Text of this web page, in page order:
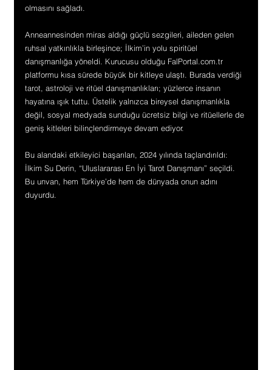
olmasını sağladı.
Anneannesinden miras aldığı güçlü sezgileri, aileden gelen
ruhsal yatkınlıkla birleşince; İlkim’in yolu spiritüel
danışmanlığa yöneldi. Kurucusu olduğu FalPortal.com.tr
platformu kısa sürede büyük bir kitleye ulaştı. Burada verdiği
tarot, astroloji ve ritüel danışmanlıkları; yüzlerce insanın
hayatına ışık tuttu. Üstelik yalnızca bireysel danışmanlıkla
değil, sosyal medyada sunduğu ücretsiz bilgi ve ritüellerle de
geniş kitleleri bilinçlendirmeye devam ediyor.
Bu alandaki etkileyici başarıları, 2024 yılında taçlandırıldı:
İlkim Su Derin, “Uluslararası En İyi Tarot Danışmanı” seçildi.
Bu unvan, hem Türkiye’de hem de dünyada onun adını
duyurdu.